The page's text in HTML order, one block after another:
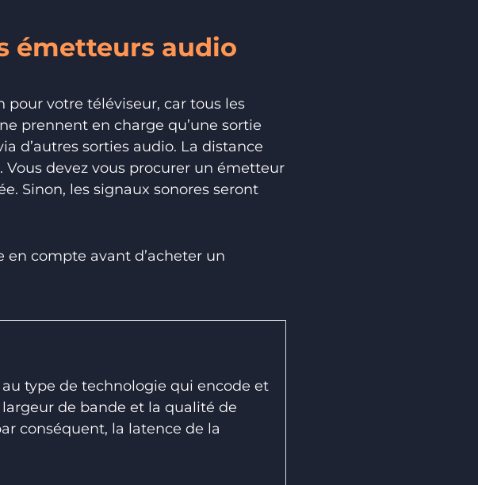
émetteurs audio
votre téléviseur, car tous les
prennent en charge qu’une sortie
d’autres sorties audio. La distance
devez vous procurer un émetteur
Sinon, les signaux sonores seront
en compte avant d’acheter un
type de technologie qui encode et
de bande et la qualité de
conséquent, la latence de la